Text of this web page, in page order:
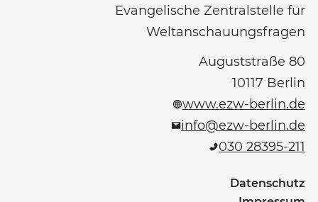
Evangelische Zentralstelle für
Weltanschauungsfragen
Auguststraße 80
10117 Berlin
www.ezw-berlin.de
info@ezw-berlin.de
030 28395-211
Datenschutz